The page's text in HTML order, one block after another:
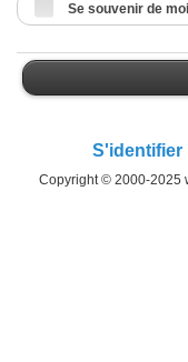
Se souvenir de
S'identifier
Copyright © 2000-2025